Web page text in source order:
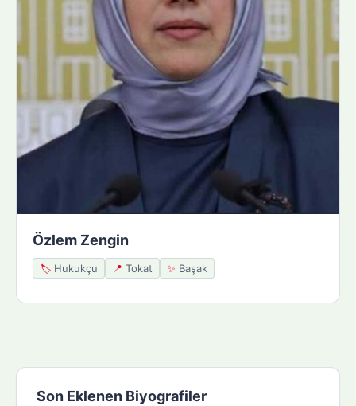
Özlem Zengin
🏷️ Hukukçu 📍 Tokat ✨ Başak
Son Eklenen Biyografiler